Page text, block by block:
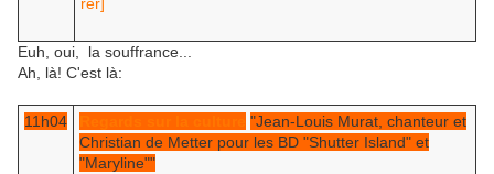
Euh, oui, la souffrance...
Ah, là! C'est là:
11h04
"Jean-Louis Murat, chanteur et
Christian de Metter pour les BD "Shutter Island" et
"Maryline""